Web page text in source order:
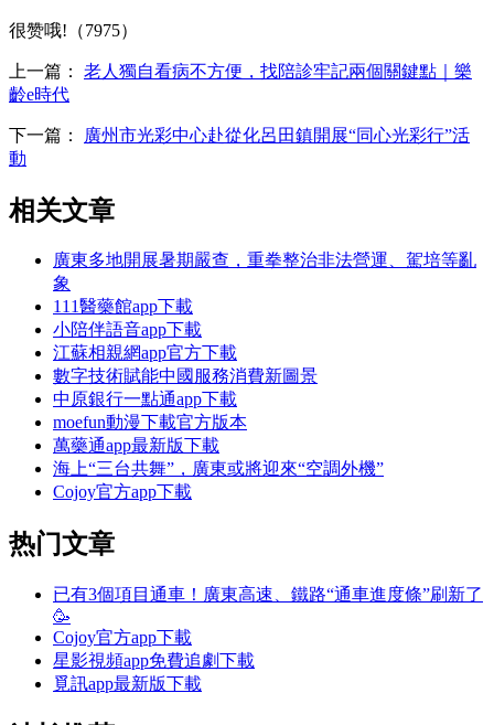
很赞哦!（7975）
上一篇： 老人獨自看病不方便，找陪診牢記兩個關鍵點｜樂
齡e時代
下一篇：
廣州市光彩中心赴從化呂田鎮開展“同心光彩行”活
動
相关文章
廣東多地開展暑期嚴查，重拳整治非法營運、駕培等亂
象
111醫藥館app下載
小陪伴語音app下載
江蘇相親網app官方下載
數字技術賦能中國服務消費新圖景
中原銀行一點通app下載
moefun動漫下載官方版本
萬藥通app最新版下載
海上“三台共舞”，廣東或將迎來“空調外機”
Cojoy官方app下載
热门文章
已有3個項目通車！廣東高速、鐵路“通車進度條”刷新了
🥳
Cojoy官方app下載
星影視頻app免費追劇下載
覓訊app最新版下載